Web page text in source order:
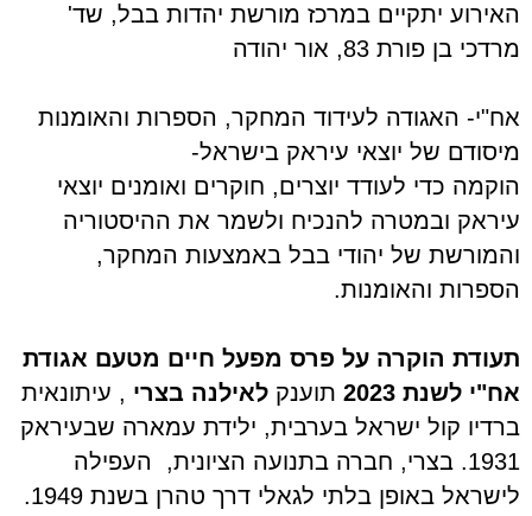
האירוע יתקיים במרכז מורשת יהדות בבל, שד'
מרדכי בן פורת 83, אור יהודה
אח"י- האגודה לעידוד המחקר, הספרות והאומנות
מיסודם של יוצאי עיראק בישראל-
הוקמה כדי לעודד יוצרים, חוקרים ואומנים יוצאי
עיראק ובמטרה להנכיח ולשמר את ההיסטוריה
והמורשת של יהודי בבל באמצעות המחקר,
הספרות והאומנות.
תעודת הוקרה על פרס מפעל חיים מטעם אגודת
אח"י לשנת 2023
תוענק לאילנה בצרי , עיתונאית
ברדיו קול ישראל בערבית, ילידת עמארה שבעיראק
1931. בצרי, חברה בתנועה הציונית, העפילה
לישראל באופן בלתי לגאלי דרך טהרן בשנת 1949.